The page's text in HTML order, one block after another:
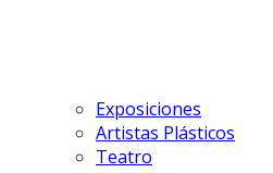
Exposiciones
Artistas Plásticos
Teatro